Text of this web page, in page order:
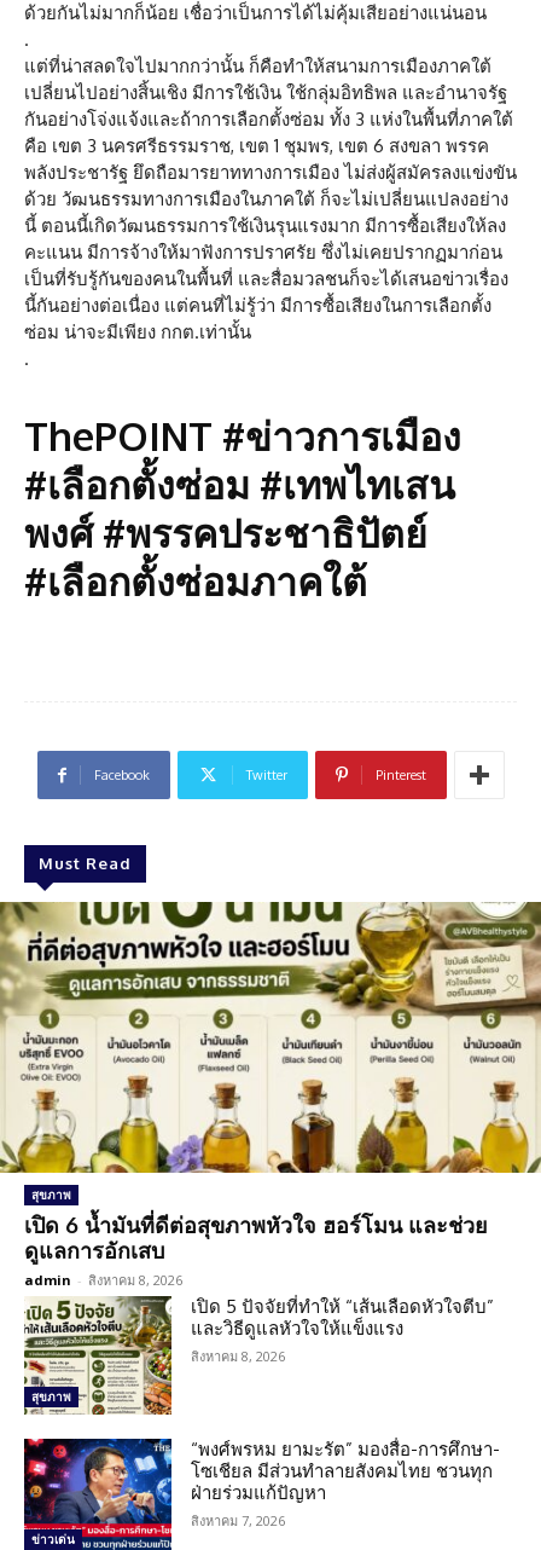
ด้วยกันไม่มากก็น้อย เชื่อว่าเป็นการได้ไม่คุ้มเสียอย่างแน่นอน
.
แต่ที่น่าสลดใจไปมากกว่านั้น ก็คือทำให้สนามการเมืองภาคใต้
เปลี่ยนไปอย่างสิ้นเชิง มีการใช้เงิน ใช้กลุ่มอิทธิพล และอำนาจรัฐ
กันอย่างโจ่งแจ้งและถ้าการเลือกตั้งซ่อม ทั้ง 3 แห่งในพื้นที่ภาคใต้
คือ เขต 3 นครศรีธรรมราช, เขต 1 ชุมพร, เขต 6 สงขลา พรรค
พลังประชารัฐ ยึดถือมารยาททางการเมือง ไม่ส่งผู้สมัครลงแข่งขัน
ด้วย วัฒนธรรมทางการเมืองในภาคใต้ ก็จะไม่เปลี่ยนแปลงอย่าง
นี้ ตอนนี้เกิดวัฒนธรรมการใช้เงินรุนแรงมาก มีการซื้อเสียงให้ลง
คะแนน มีการจ้างให้มาฟังการปราศรัย ซึ่งไม่เคยปรากฏมาก่อน
เป็นที่รับรู้กันของคนในพื้นที่ และสื่อมวลชนก็จะได้เสนอข่าวเรื่อง
นี้กันอย่างต่อเนื่อง แต่คนที่ไม่รู้ว่า มีการซื้อเสียงในการเลือกตั้ง
ซ่อม น่าจะมีเพียง กกต.เท่านั้น
.
ThePOINT #ข่าวการเมือง
#เลือกตั้งซ่อม #เทพไทเสน
พงศ์ #พรรคประชาธิปัตย์
#เลือกตั้งซ่อมภาคใต้
Facebook Twitter Pinterest
Must Read
สุขภาพ
เปิด 6 น้ำมันที่ดีต่อสุขภาพหัวใจ ฮอร์โมน และช่วย
ดูแลการอักเสบ
admin - สิงหาคม 8, 2026
สุขภาพ
เปิด 5 ปัจจัยที่ทำให้ “เส้นเลือดหัวใจตีบ”
และวิธีดูแลหัวใจให้แข็งแรง
สิงหาคม 8, 2026
ข่าวเด่น
“พงศ์พรหม ยามะรัต” มองสื่อ-การศึกษา-
โซเชียล มีส่วนทำลายสังคมไทย ชวนทุก
ฝ่ายร่วมแก้ปัญหา
สิงหาคม 7, 2026